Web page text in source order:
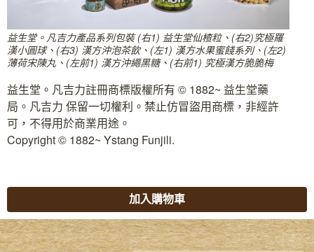
益生堂。凡吉力產品系列包裝 (右1) 益生堂仙楂粒、(右2)究極羅
漢小圓球、(右3) 漢方沖泡茶飲、(左1) 漢方水果蜜餞系列、(左2)
薄荷宋陳丸、(左前1) 漢方沖繩黑糖、(右前1) 究極漢方脆脆梅
益生堂。凡吉力註冊商標版權所有 © 1882~ 益生堂藥
局。凡吉力 保留一切權利。禁止仿冒盜用商標，非經許
可，不得用於商業用途。
Copyright © 1882~ Ystang Funjili.
加入購物車